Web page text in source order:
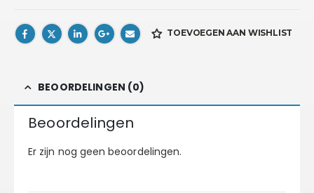
TOEVOEGEN AAN WISHLIST
BEOORDELINGEN (0)
Beoordelingen
Er zijn nog geen beoordelingen.